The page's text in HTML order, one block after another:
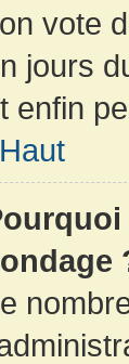
vote
jours
enfin
Haut